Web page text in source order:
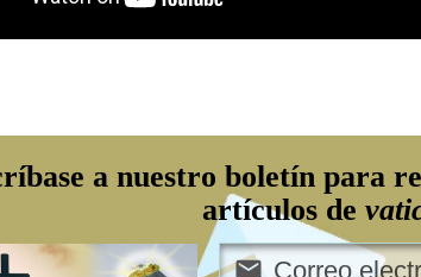
a nuestro boletín para
artículos de